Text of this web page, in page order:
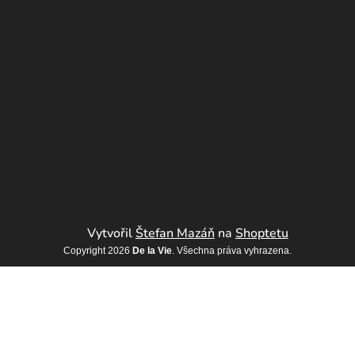
VytvořilŠtefan Mazáň na Shoptetu
Copyright 2026 De la Vie. Všechna práva vyhrazena.